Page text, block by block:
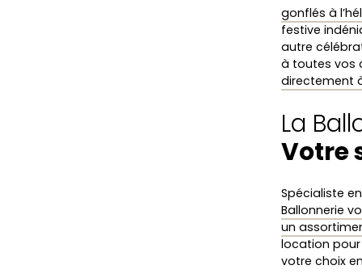
gonflés à
festive
autre
à toutes vos
directement
La
Votre
Spécialiste
Ballonnerie
un
location pour
votre choix